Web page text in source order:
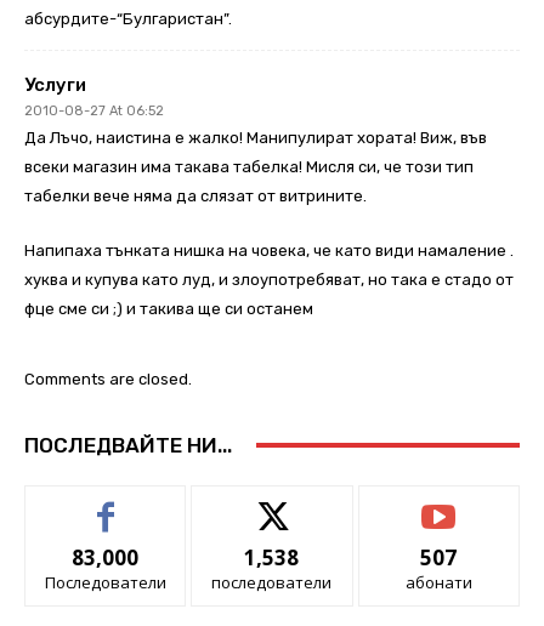
абсурдите-“Булгаристан”.
Услуги
2010-08-27 At 06:52
Да Лъчо, наистина е жалко! Манипулират хората! Виж, във
всеки магазин има такава табелка! Мисля си, че този тип
табелки вече няма да слязат от витрините.
Напипаха тънката нишка на човека, че като види намаление .
хуква и купува като луд, и злоупотребяват, но така е стадо от
фце сме си ;) и такива ще си останем
Comments are closed.
ПОСЛЕДВАЙТЕ НИ...
83,000
Последователи
1,538
последователи
507
абонати